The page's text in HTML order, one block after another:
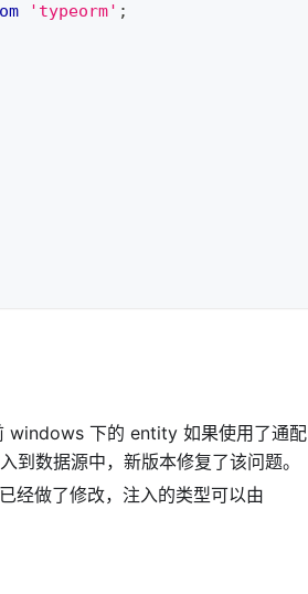
'typeorm' ;
windows 下的 entity 如果使用了通配
数据源中，新版本修复了该问题。
经做了修改，注入的类型可以由